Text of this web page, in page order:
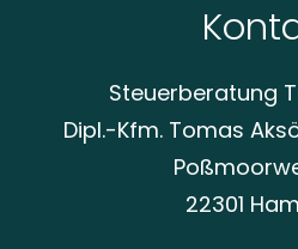
Steuerberatung
Dipl.-Kfm. Tomas
22301